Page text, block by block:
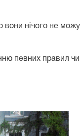
вони нічого не
певних правил